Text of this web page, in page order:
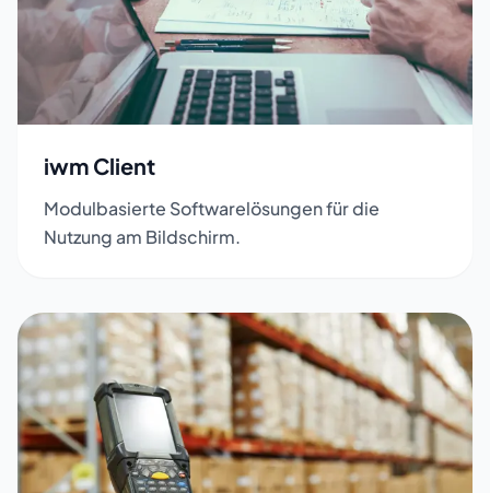
iwm Client
Modulbasierte Softwarelösungen für die
Nutzung am Bildschirm.